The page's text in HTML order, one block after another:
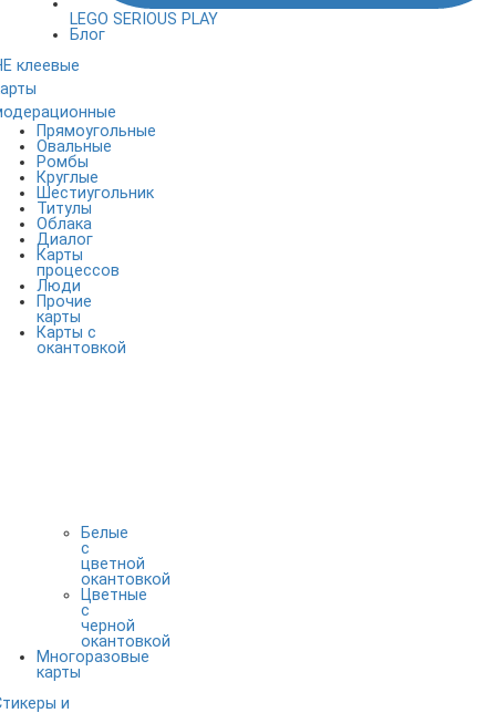
LEGO SERIOUS PLAY
Блог
клеевые
Прямоугольные
Овальные
Ромбы
Круглые
Шестиугольник
Титулы
Облака
Диалог
Карты
процессов
Люди
Прочие
карты
Карты с
окантовкой
Белые
с
цветной
окантовкой
Цветные
с
черной
окантовкой
Многоразовые
карты
и